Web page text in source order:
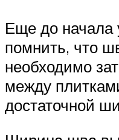
Еще до начала
помнить, что
необходимо
между
достаточной